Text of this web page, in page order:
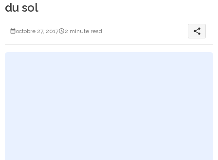
du sol
octobre 27, 2017 2 minute read share